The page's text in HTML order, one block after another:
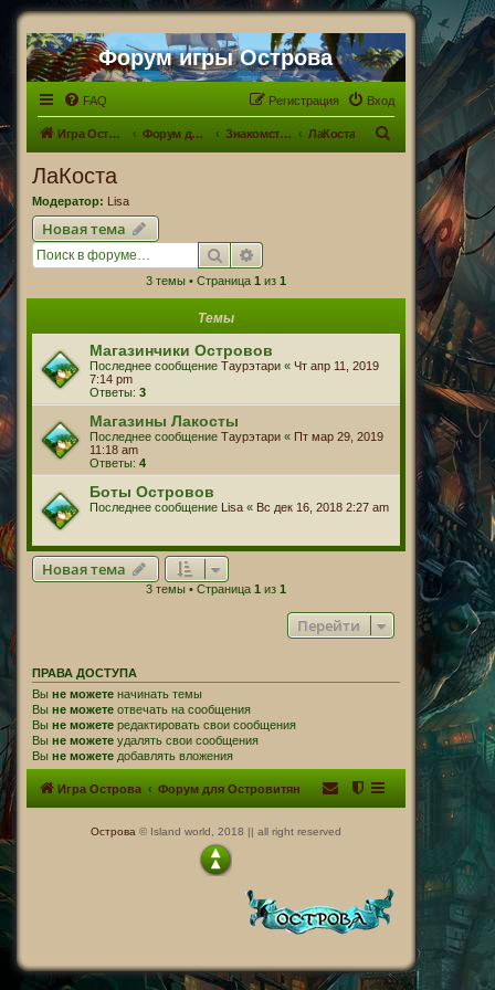
Форум игры Острова
FAQ Вход
Регистрация
Игра Острова Форум для Островитян Знакомство с Островами. Что? Где? Когда? ЛаКоста
ЛаКоста
Модератор: Lisa
Новая тема
Поиск
3 темы • Страница 1 из 1
Темы
Магазинчики Островов
Последнее сообщение Таурэтари « Чт апр 11, 2019
7:14 pm
Ответы: 3
Магазины Лакосты
Последнее сообщение Таурэтари « Пт мар 29, 2019
11:18 am
Ответы: 4
Боты Островов
Последнее сообщение Lisa « Вс дек 16, 2018 2:27 am
Новая тема
3 темы • Страница 1 из 1
Перейти
ПРАВА ДОСТУПА
Вы не можете начинать темы
Вы не можете отвечать на сообщения
Вы не можете редактировать свои сообщения
Вы не можете удалять свои сообщения
Вы не можете добавлять вложения
Игра Острова Форум для Островитян
Острова © Island world, 2018 || all right reserved